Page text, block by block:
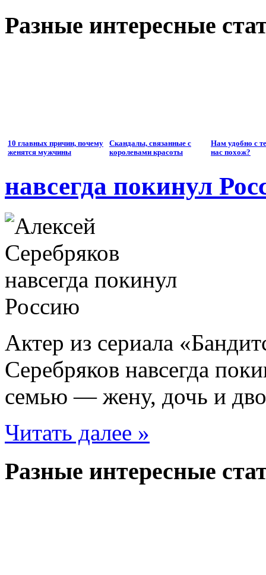
Разные интересные
10 главных причин, почему
женятся мужчины
Скандалы, связанные с
королевами красоты
Нам удобно с
нас похож?
навсегда покинул
Актер из сериала
Серебряков навсегда
семью — жену, дочь и
Читать далее »
Разные интересные